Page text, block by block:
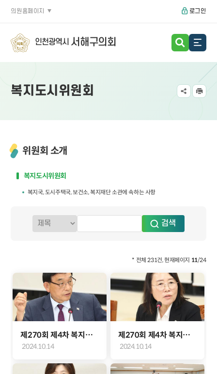
의원홈페이지 로그인
인천광역시 서해구의회
복지도시위원회
위원회 소개
복지도시위원회
복지국, 도시주택국, 보건소, 복지재단 소관에 속하는 사항
* 전체 231건, 현재페이지 11/24
제270회 제4차 복지도시위원회(이한종 위원)
2024.10.14
제270회 제4차 복지도시위원회(고선희 위원)
2024.10.14